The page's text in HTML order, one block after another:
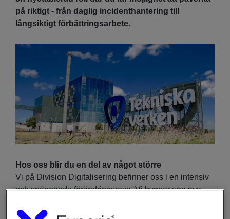
på riktigt - från daglig incidenthantering till
långsiktigt förbättringsarbete.
Hos oss blir du en del av något större
Vi på Division Digitalisering befinner oss i en intensiv
och spännande förändringsresa. Vi bygger upp nya
digital organisation som möter framtidens krav på